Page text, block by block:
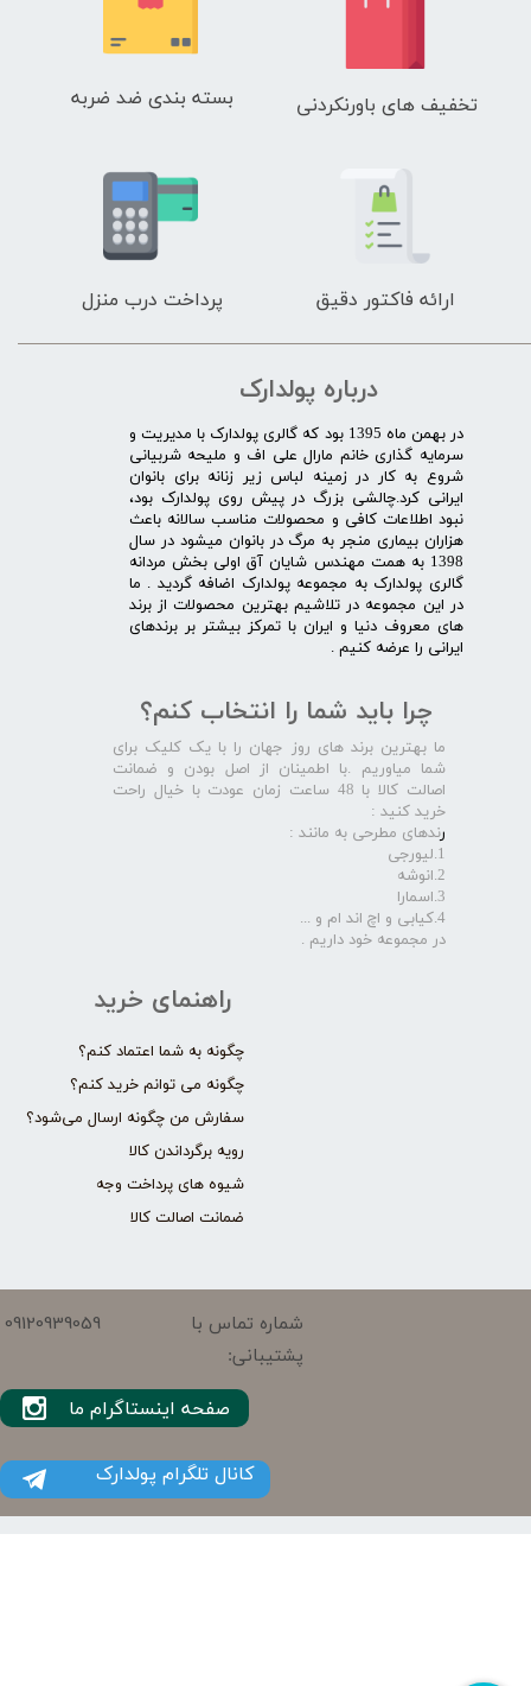
تخفیف های باورنکردنی بسته بندی ضد ضربه
ارائه فاکتور دقیق پرداخت درب منزل
درباره پولدارک
در بهمن ماه 1395 بود که گالری پولدارک با مدیریت و
سرمایه گذاری خانم مارال علی اف و ملیحه شربیانی
شروع به کار در زمینه لباس زیر زنانه برای بانوان
ایرانی کرد.چالشی بزرگ در پیش روی پولدارک بود،
نبود اطلاعات کافی و محصولات مناسب سالانه باعث
هزاران بیماری منجر به مرگ در بانوان میشود در سال
1398 به همت مهندس شایان آق اولی بخش مردانه
گالری پولدارک به مجموعه پولدارک اضافه گردید . ما
در این مجموعه در تلاشیم بهترین محصولات از برند
های معروف دنیا و ایران با تمرکز بیشتر بر برندهای
ایرانی را عرضه کنیم .​​​​​​​
راهنمای خرید
چگونه به شما اعتماد کنم؟
چگونه می توانم خرید کنم؟
سفارش من چگونه ارسال می‌شود؟
رویه برگرداندن کالا
شیوه های پرداخت وجه
ضمانت اصالت کالا
چرا باید شما را انتخاب کنم؟
ما بهترین برند های روز جهان را با یک کلیک برای
شما میاوریم .با اطمینان از اصل بودن و ضمانت
اصالت کالا با 48 ساعت زمان عودت با خیال راحت
خرید کنید :
رندهای مطرحی به مانند :
1.لیورجی
2.انوشه
3.اسمارا
4.کیابی و اچ اند ام و ...
در مجموعه خود داریم .​​​​​​​
شماره تماس با
پشتیبانی:
09120939059
کانال تلگرام پولدارک
صفحه اینستاگرام ما